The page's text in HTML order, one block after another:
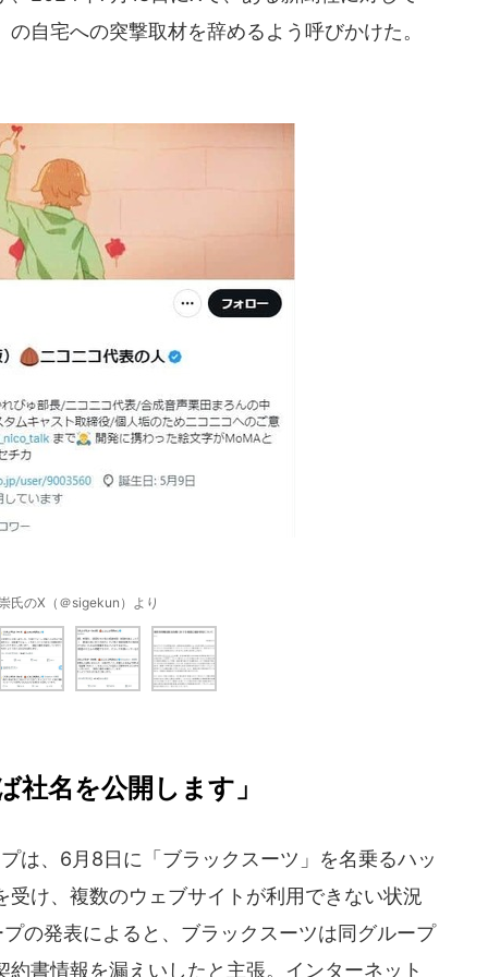
自宅への突撃取材を辞めるよう呼びかけた。
氏のX（＠sigekun）より
社名を公開します」
は、6月8日に「ブラックスーツ」を名乗るハッ
け、複数のウェブサイトが利用できない状況
の発表によると、ブラックスーツは同グループ
書情報を漏えいしたと主張。インターネット